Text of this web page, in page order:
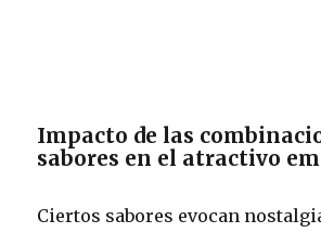
Impacto de las
sabores en el atractivo
Ciertos sabores evocan